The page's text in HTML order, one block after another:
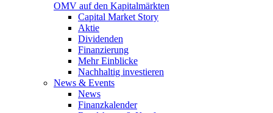
OMV auf den Kapitalmärkten
Capital Market Story
Aktie
Dividenden
Finanzierung
Mehr Einblicke
Nachhaltig investieren
News & Events
News
Finanzkalender